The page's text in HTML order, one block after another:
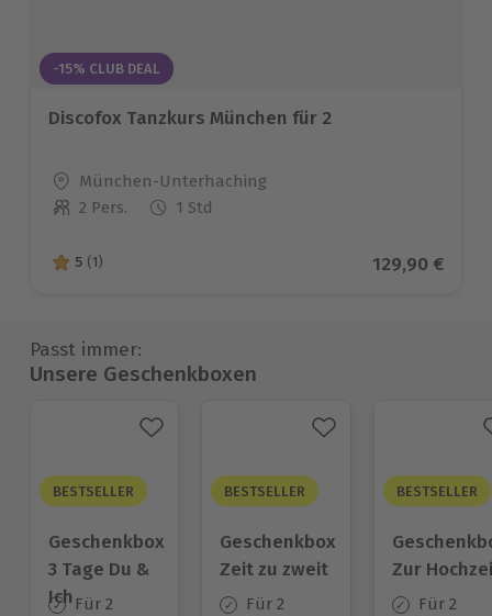
-15% CLUB DEAL
Discofox Tanzkurs München für 2
Standort
München-Unterhaching
Anzahl der Teilnehmer
2 Pers. 1 Std
5 von 5 Sternen basierend auf 1 Bewertungen
5 (1) Aktueller
129,90 €
Passt immer:
Unsere Geschenkboxen
BESTSELLER
Geschenkbox
3 Tage Du &
Ich Für 2
BESTSELLER
Geschenkbox
Zeit zu zweit
Für 2
BESTSELLER
Zur
Für 2